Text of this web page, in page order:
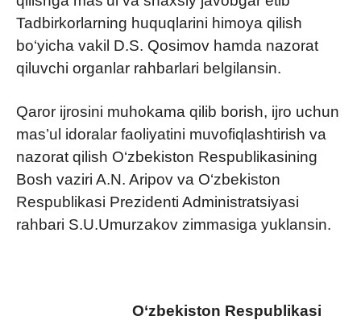
Tadbirkorlarning huquqlarini himoya qilish
bo‘yicha vakil D.S. Qosimov hamda nazorat
qiluvchi organlar rahbarlari belgilansin.
Qaror ijrosini muhokama qilib borish, ijro uchun
mas’ul idoralar faoliyatini muvofiqlashtirish va
nazorat qilish O‘zbekiston Respublikasining
Bosh vaziri A.N. Aripov va O‘zbekiston
Respublikasi Prezidenti Administratsiyasi
rahbari S.U.Umurzakov zimmasiga yuklansin.
O‘zbekiston Respublikasi